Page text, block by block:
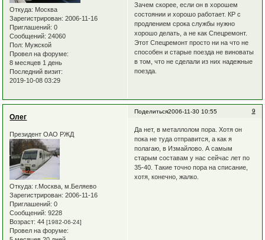
Откуда: Москва
Зарегистрирован: 2006-11-16
Приглашений: 0
Сообщений: 24060
Пол: Мужской
Провел на форуме:
8 месяцев 1 день
Последний визит:
2019-10-08 03:29
Зачем скорее, если он в хорошем
состоянии и хорошо работает. КР с
продлением срока службы нужно
хорошо делать, а не как Спецремонт.
Этот Спецремонт просто ни на что не
способен и старые поезда не виноваты
в том, что не сделали из них надежные
поезда.
Поделиться 9
2006-11-30 10:55
Олег
Президент ОАО РЖД
Откуда: г.Москва, м.Беляево
Зарегистрирован: 2006-11-16
Приглашений: 0
Сообщений: 9228
Возраст: 44[1982-06-24]
Провел на форуме:
Да нет, в металлолом пора. Хотя он
пока не туда отправится, а как я
полагаю, в Измайлово. А самым
старым составам у нас сейчас лет по
35-40. Такие точно пора на списание,
хотя, конечно, жалко.